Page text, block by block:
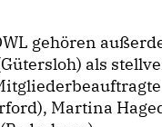
gehören
als
Martina